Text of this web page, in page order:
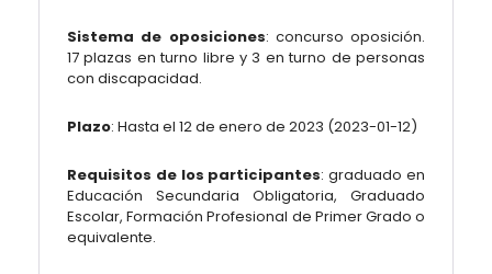
Sistema de oposiciones: concurso oposición.
17 plazas en turno libre y 3 en turno de personas
con discapacidad.
Plazo: Hasta el 12 de enero de 2023 (2023-01-12)
Requisitos de los participantes:graduado en
Educación Secundaria Obligatoria, Graduado
Escolar, Formación Profesional de Primer Grado o
equivalente.